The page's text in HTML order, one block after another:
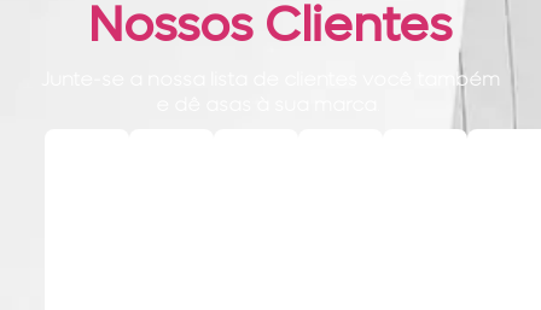
Nossos Clientes
Junte-se a nossa lista de clientes você também